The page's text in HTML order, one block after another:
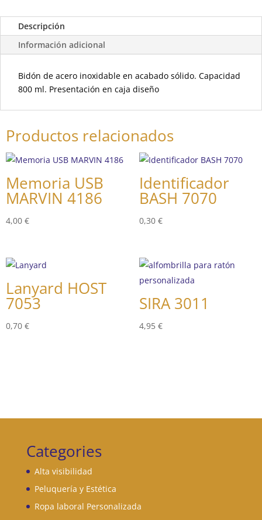
Descripción
Información adicional
Bidón de acero inoxidable en acabado sólido. Capacidad
800 ml. Presentación en caja diseño
Productos relacionados
Memoria USB
MARVIN 4186
4,00 €
Identificador
BASH 7070
0,30 €
Lanyard HOST
7053
0,70 €
SIRA 3011
4,95 €
Categories
Alta visibilidad
Peluquería y Estética
Ropa laboral Personalizada